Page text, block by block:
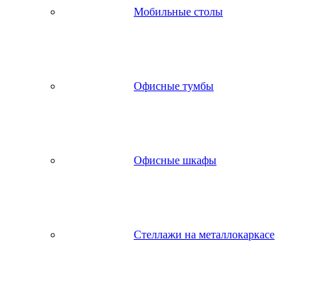
Мобильные столы
Офисные тумбы
Офисные шкафы
Стеллажи на металлокаркасе